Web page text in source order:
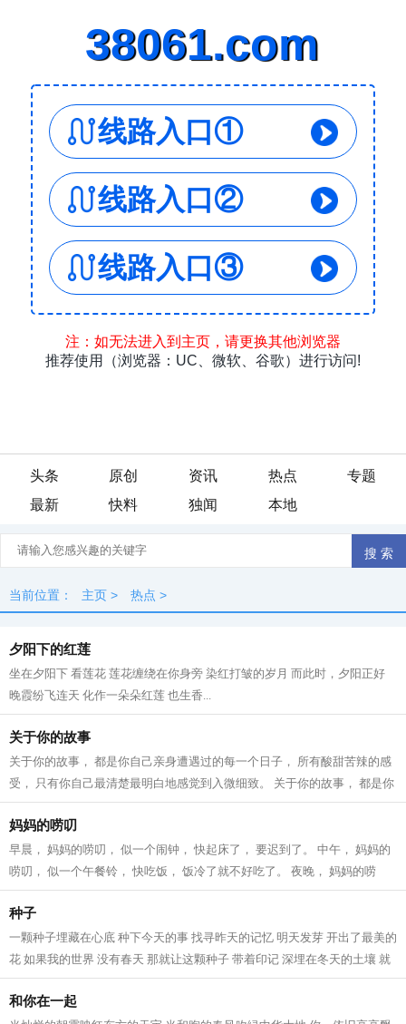
头条 原创 资讯 热点
专题
最新
快料 独闻 本地
当前位置： 主页 > 热点 >
夕阳下的红莲
坐在夕阳下 看莲花 莲花缠绕在你身旁 染红打皱的岁月 而此时，夕阳正好
晚霞纷飞连天 化作一朵朵红莲 也生香...
关于你的故事
关于你的故事， 都是你自己亲身遭遇过的每一个日子， 所有酸甜苦辣的感
受， 只有你自己最清楚最明白地感觉到入微细致。 关于你的故事， 都是你
曾经发生的生活往事， 除了你自己...
妈妈的唠叨
早晨， 妈妈的唠叨， 似一个闹钟， 快起床了， 要迟到了。 中午， 妈妈的
唠叨， 似一个午餐铃， 快吃饭， 饭冷了就不好吃了。 夜晚， 妈妈的唠
叨， 似一个催觉铃， 快洗澡，快睡觉...
种子
一颗种子埋藏在心底 种下今天的事 找寻昨天的记忆 明天发芽 开出了最美的
花 如果我的世界 没有春天 那就让这颗种子 带着印记 深埋在冬天的土壤 就
这样，不要吵醒她 梦中会有花瓣...
和你在一起